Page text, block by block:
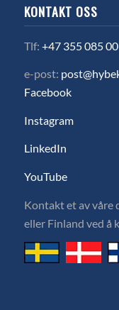
KONTAKT OSS
Tlf: +47 355 085 00
e-post:
Facebook
Instagram
LinkedIn
YouTube
Kontakt et av våre
eller Finland ved å